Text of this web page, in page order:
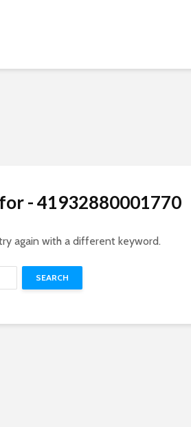
- 41932880001770
again with a different keyword.
SEARCH